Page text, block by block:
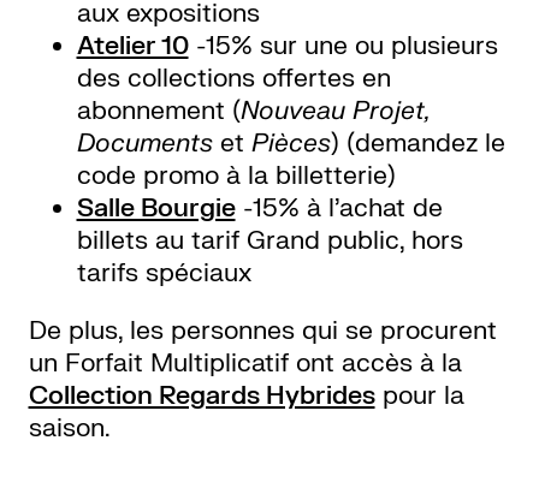
aux expositions
Atelier 10-15% sur une ou plusieurs
des collections offertes en
abonnement (Nouveau Projet,
Documents et Pièces) (demandez le
code promo à la billetterie)
Salle Bourgie-15% à l’achat de
billets au tarif Grand public, hors
tarifs spéciaux
De plus, les personnes qui se procurent
un Forfait Multiplicatif ont accès à la
Collection Regards Hybridespour la
saison.